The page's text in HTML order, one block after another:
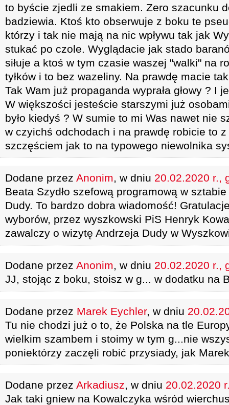
to byście zjedli ze smakiem. Zero szacunku
badziewia. Ktoś kto obserwuje z boku te
którzy i tak nie mają na nic wpływu tak jak
stukać po czole. Wyglądacie jak stado
siłuje a ktoś w tym czasie waszej "walki" na
tyłków i to bez wazeliny. Na prawdę macie
Tak Wam już propaganda wyprała głowy ? I
W większości jesteście starszymi już
było kiedyś ? W sumie to mi Was nawet nie
w czyichś odchodach i na prawdę robicie to
szczęściem jak to na typowego niewolnika
Dodane przez Anonim, w dniu 20.02.2020 r.,
Beata Szydło szefową programową w
Dudy. To bardzo dobra wiadomość!
wyborów, przez wyszkowski PiS Henryk
zawalczy o wizytę Andrzeja Dudy w
Dodane przez Anonim, w dniu 20.02.2020 r.,
JJ, stojąc z boku, stoisz w g... w dodatku na
Dodane przez Marek Eychler, w dniu
Tu nie chodzi już o to, że Polska na tle
wielkim szambem i stoimy w tym g...nie
poniektórzy zaczęli robić przysiady, jak
Dodane przez Arkadiusz, w dniu 20.02.2020
Jak taki gniew na Kowalczyka wśród